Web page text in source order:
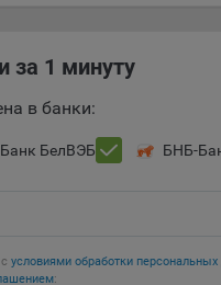
за 1 минуту
в банки:
Банк БелВЭБ БНБ-
условиями обработки
: